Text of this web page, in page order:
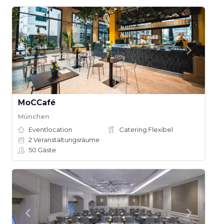
MoCCafé
München
Eventlocation
Catering Flexibel
2 Veranstaltungsräume
50 Gäste